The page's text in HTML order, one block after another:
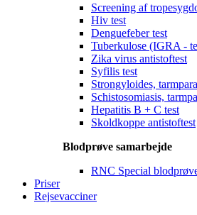
Screening af
Hiv test
Denguefeber test
Tuberkulose (IGRA -
Zika virus antistoftest
Syfilis test
Strongyloides,
Schistosomiasis,
Hepatitis B + C test
Skoldkoppe antistoftest
Blodprøve samarbejde
RNC Special
Priser
Rejsevacciner